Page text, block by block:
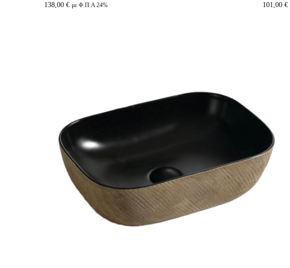
138,00 € με Φ.Π.Α 24% 101,00 €